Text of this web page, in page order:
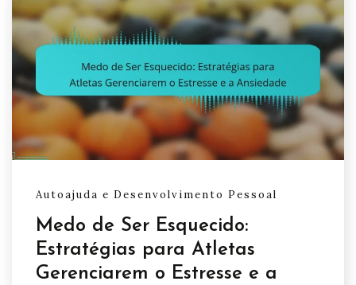
Autoajuda e Desenvolvimento Pessoal
Medo de Ser Esquecido:
Estratégias para Atletas
Gerenciarem o Estresse e a